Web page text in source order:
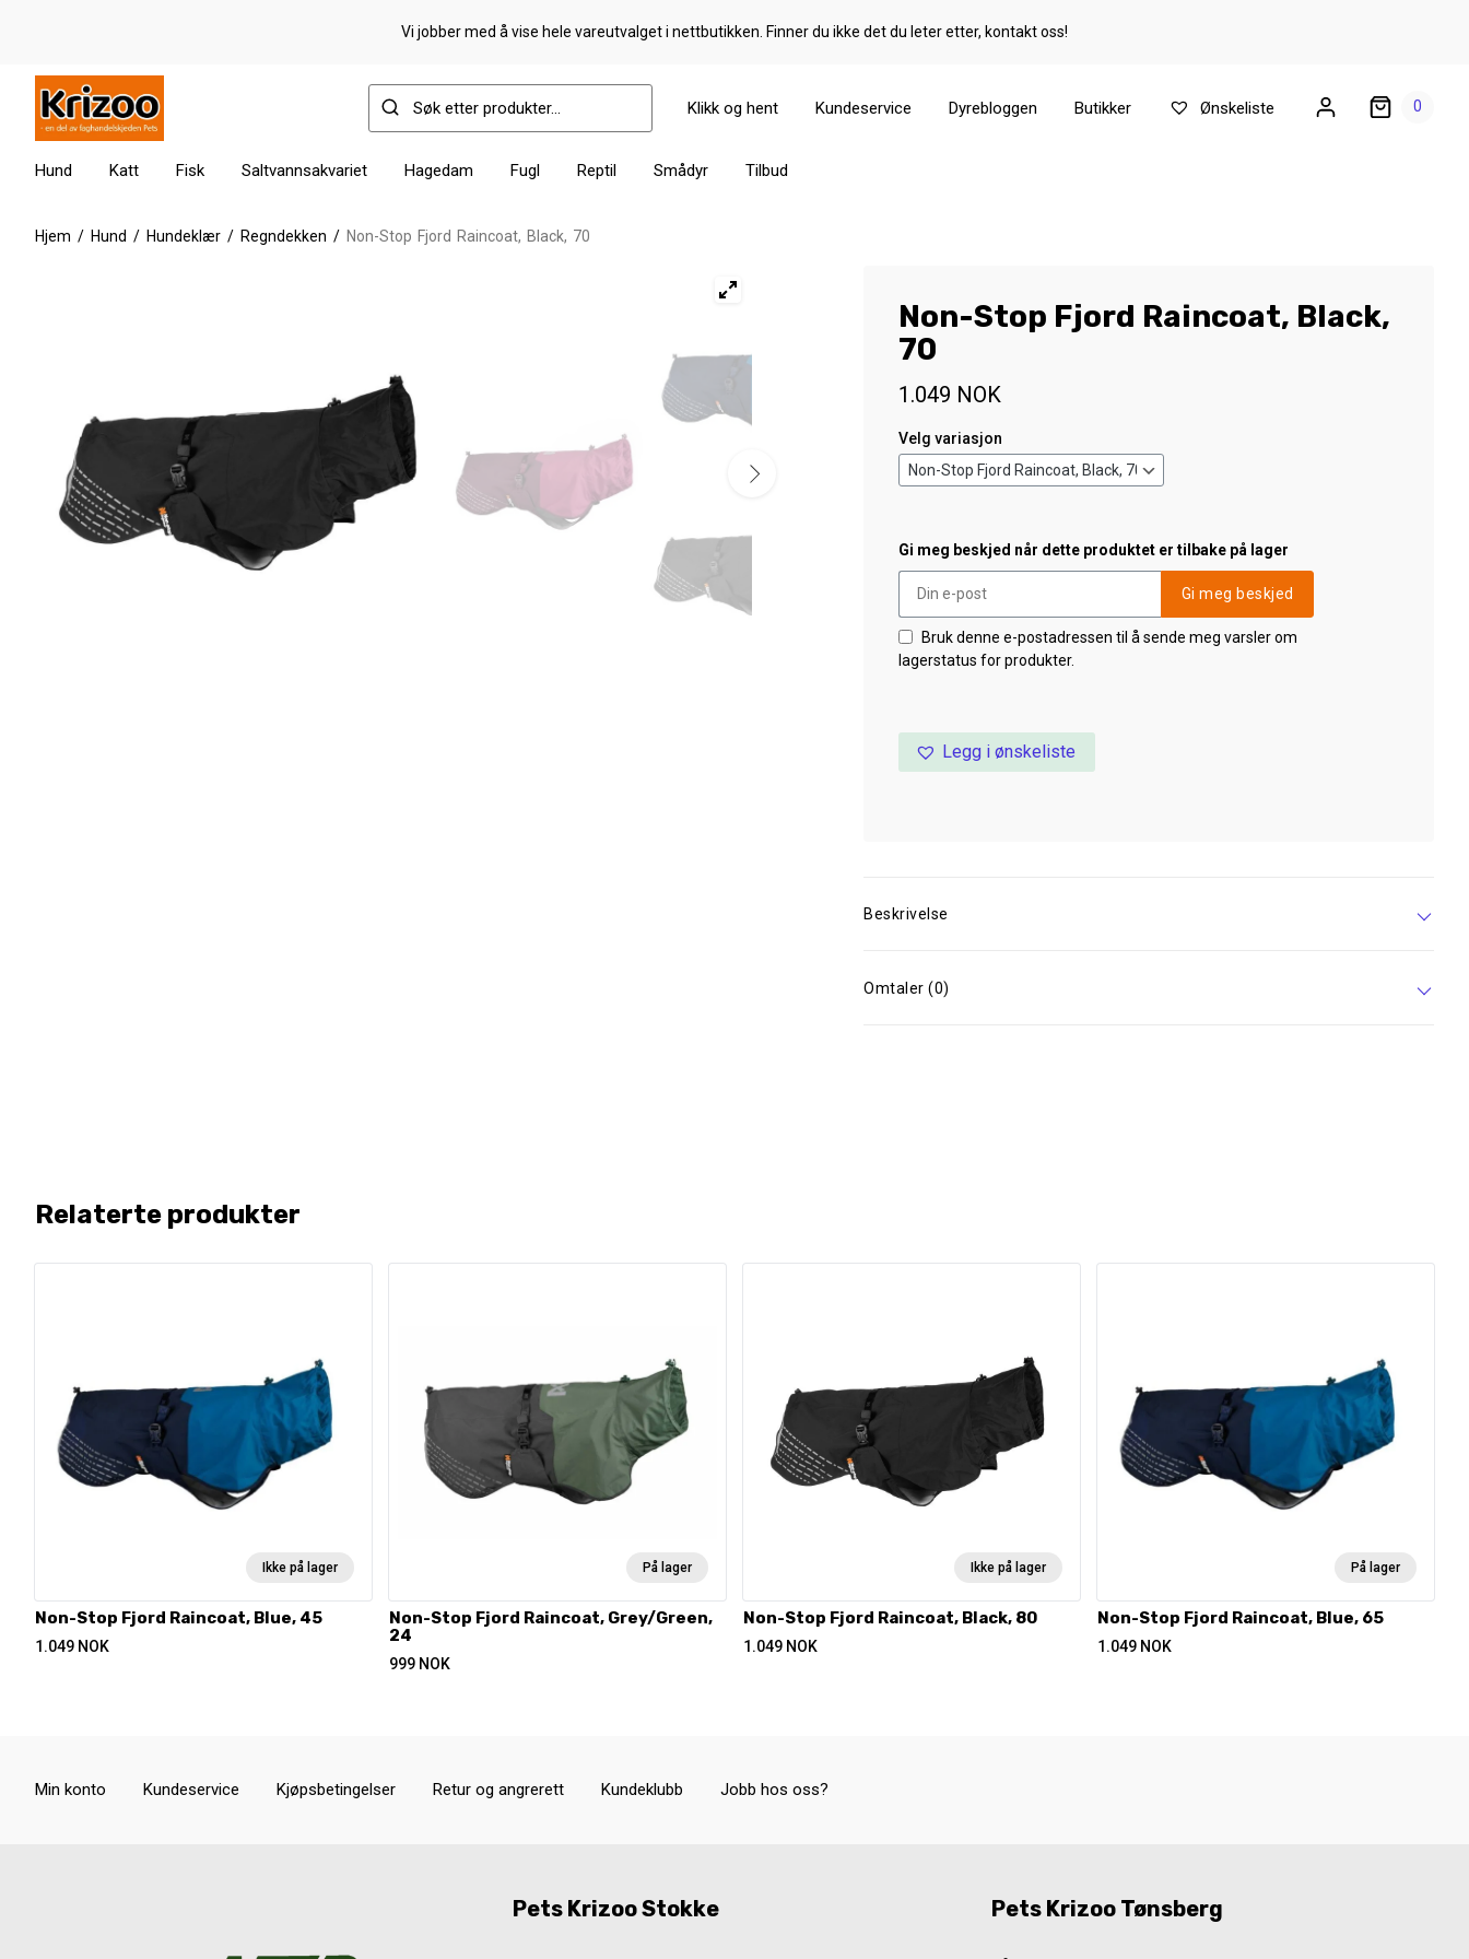
Vi jobber med å vise hele vareutvalget i nettbutikken. Finner du ikke det du leter etter, kontakt oss!
0
Klikk og hent Kundeservice Dyrebloggen Butikker Ønskeliste
Hund Katt Fisk Saltvannsakvariet Hagedam Fugl Reptil Smådyr Tilbud
Hjem / Hund / Hundeklær / Regndekken / Non-Stop Fjord Raincoat, Black, 70
Non-Stop Fjord Raincoat, Black,
70
1.049 NOK
Velg variasjon
Gi meg beskjed når dette produktet er tilbake på lager
Gi meg beskjed
Bruk denne e-postadressen til å sende meg varsler om
lagerstatus for produkter.
Legg i ønskeliste
Beskrivelse
Omtaler (0)
Relaterte produkter
Ikke på lager
Non-Stop Fjord Raincoat, Blue, 45
1.049 NOK
På lager
Non-Stop Fjord Raincoat, Grey/Green,
24
999 NOK
Ikke på lager
Non-Stop Fjord Raincoat, Black, 80
1.049 NOK
På lager
Non-Stop Fjord Raincoat, Blue, 65
1.049 NOK
Min konto Kundeservice Kjøpsbetingelser Retur og angrerett Kundeklubb Jobb hos oss?
Pets Krizoo Stokke Pets Krizoo Tønsberg